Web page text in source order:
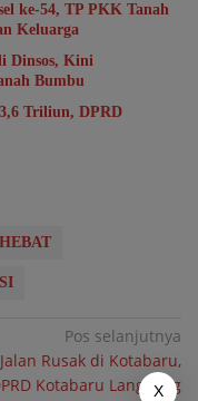
ke-54, TP PKK Tanah
Keluarga
Dinsos, Kini
Bumbu
Triliun, DPRD
Pos selanjutnya
Rusak di Kotabaru,
Kotabaru Langsung
X